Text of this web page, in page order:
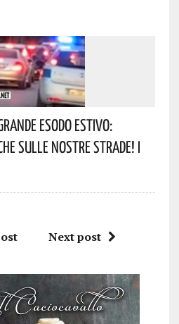
Esodo Estivo:
Sulle Nostre Strade! I
Next post